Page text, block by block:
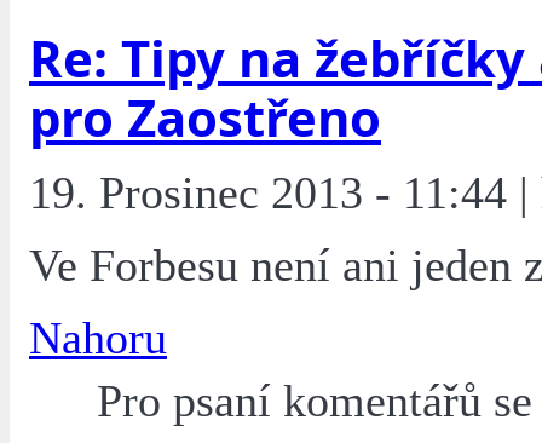
Re: Tipy na
pro Zaostřeno
19. Prosinec 2013 - 11:44
Ve Forbesu není ani jeden
Nahoru
Pro psaní komentářů